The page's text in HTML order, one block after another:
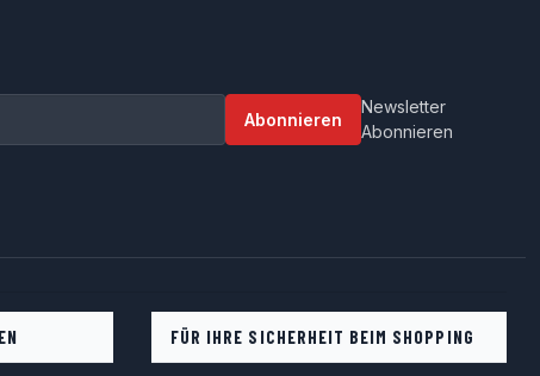
Abonnieren
Newsletter
Abonnieren
FÜR IHRE SICHERHEIT BEIM SHOPPING